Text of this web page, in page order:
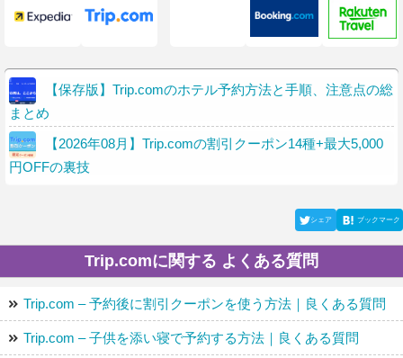
【保存版】Trip.comのホテル予約方法と手順、注意点の総
まとめ
【2026年08月】Trip.comの割引クーポン14種+最大5,000
円OFFの裏技
シェア ブックマーク
Trip.comに関する よくある質問
Trip.com – 予約後に割引クーポンを使う方法｜良くある質問
Trip.com – 子供を添い寝で予約する方法｜良くある質問